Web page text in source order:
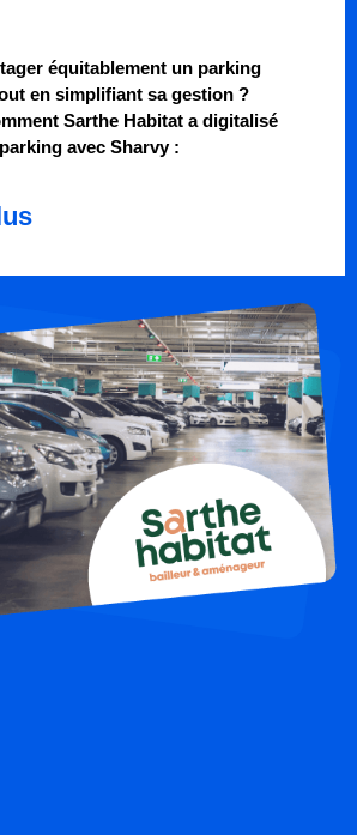
équitablement un parking
en simplifiant sa gestion ?
Sarthe Habitat a digitalisé
avec Sharvy :